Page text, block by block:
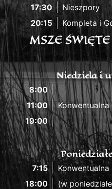
17:30
Nieszpory
20:15
Kompleta i
MSZE
Niedziela i
8:00
11:00
Konwentualna
19:00
7:15
Konwentualna
18:00
(w